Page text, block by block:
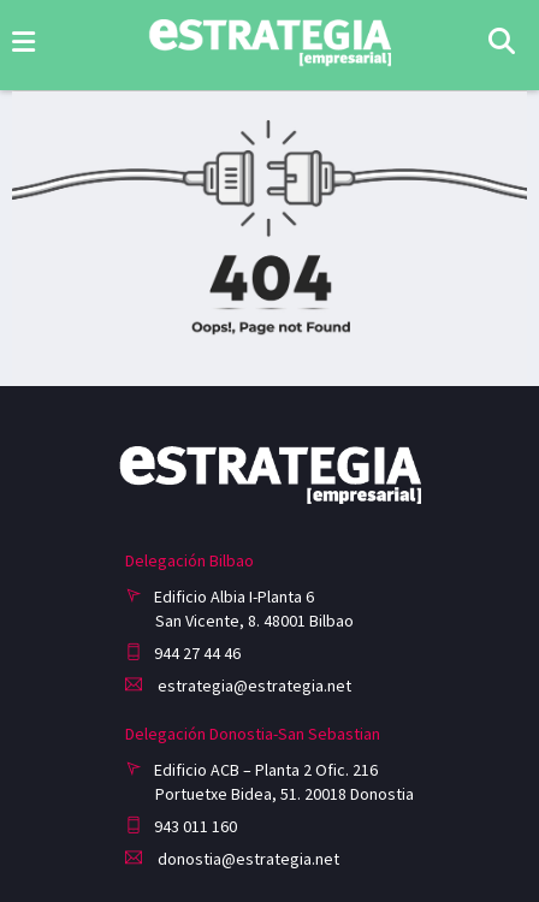
Delegación Bilbao
Edificio Albia I-Planta 6
San Vicente, 8. 48001 Bilbao
944 27 44 46
estrategia@estrategia.net
Delegación Donostia-San Sebastian
Edificio ACB – Planta 2 Ofic. 216
Portuetxe Bidea, 51. 20018 Donostia
943 011 160
donostia@estrategia.net